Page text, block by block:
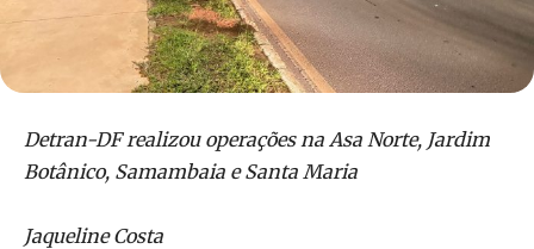
Detran-DF realizou operações na Asa Norte, Jardim
Botânico, Samambaia e Santa Maria
Jaqueline Costa